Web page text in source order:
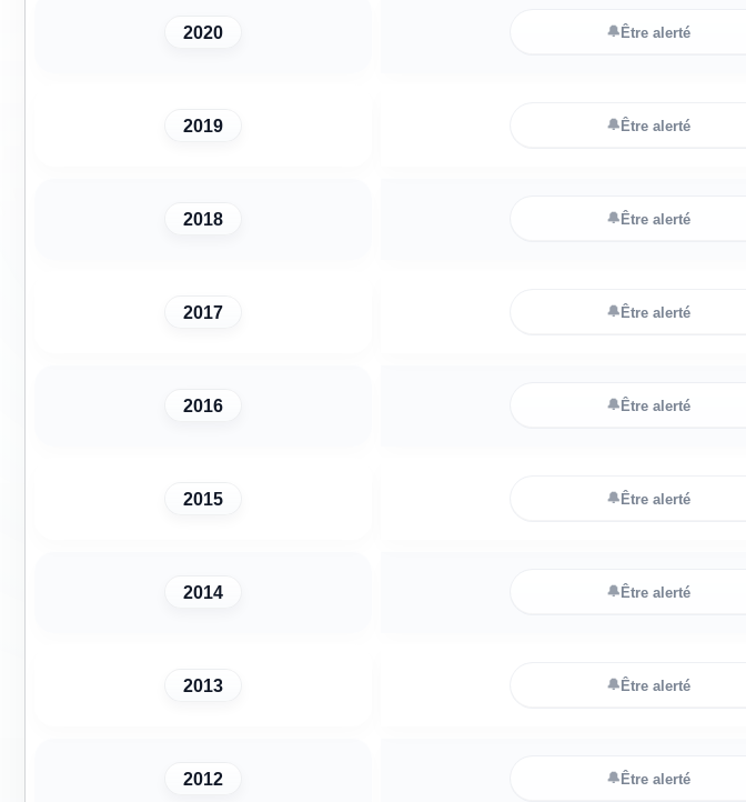
2020 🔔Être alerté
2019 🔔Être alerté
2018 🔔Être alerté
2017 🔔Être alerté
2016 🔔Être alerté
2015 🔔Être alerté
2014 🔔Être alerté
2013 🔔Être alerté
2012 🔔Être alerté